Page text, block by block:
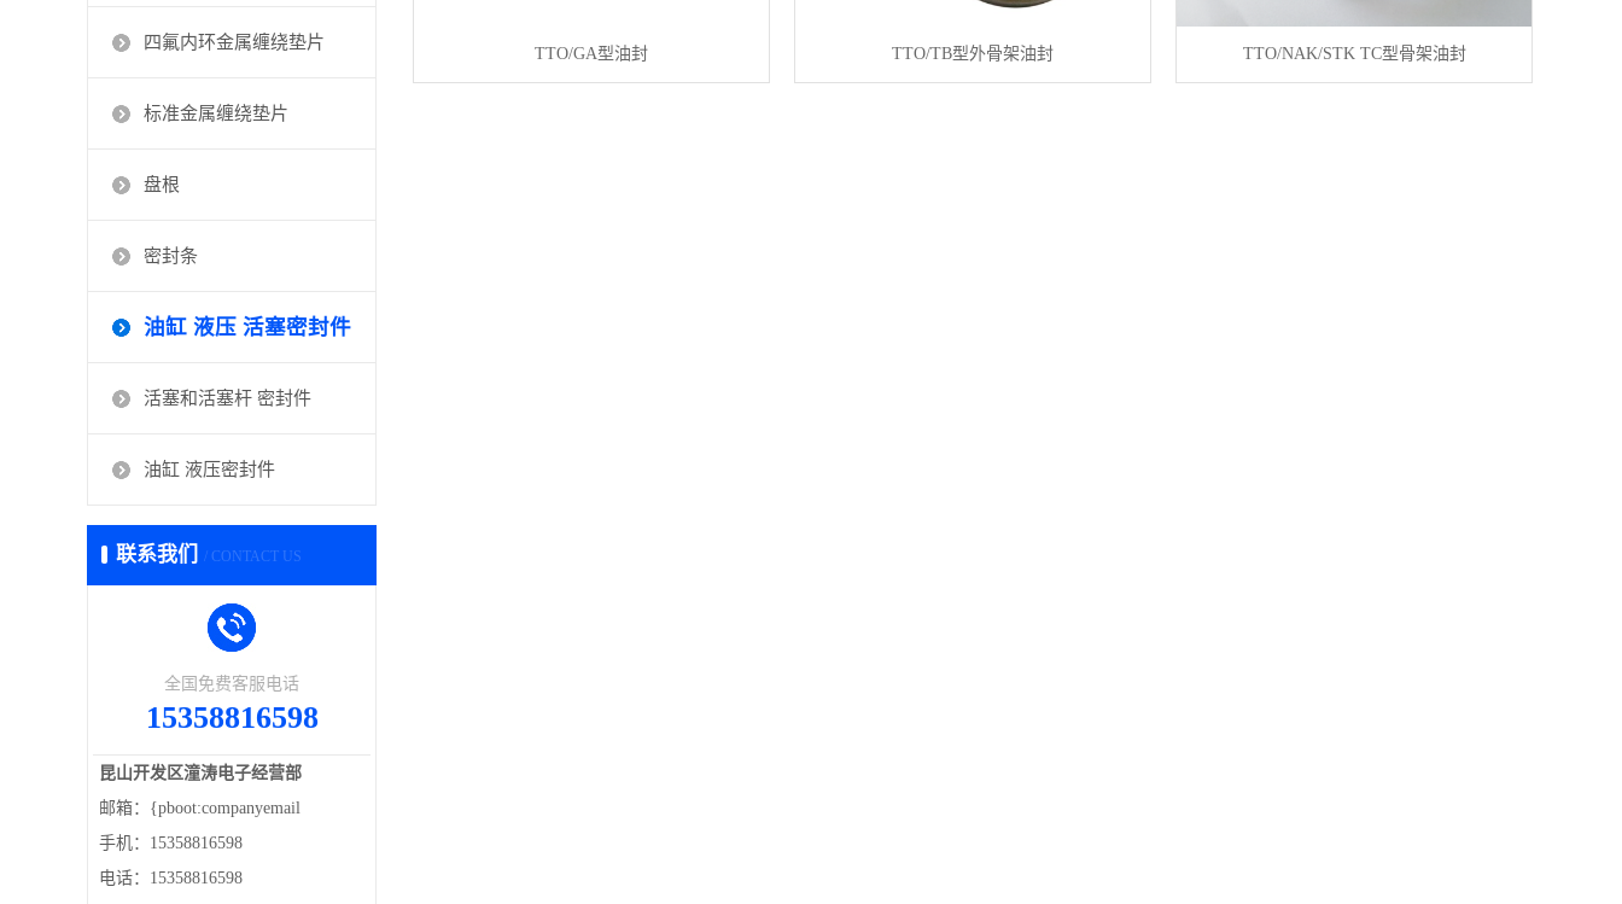
四氟内环金属缠绕垫片
标准金属缠绕垫片
盘根
密封条
油缸 液压 活塞密封件
活塞和活塞杆 密封件
油缸 液压密封件
联系我们 / CONTACT US
全国免费客服电话
15358816598
昆山开发区潼涛电子经营部
邮箱：{pboot:companyemail
手机：15358816598
电话：15358816598
TTO/GA型油封 TTO/TB型外骨架油封 TTO/NAK/STK TC型骨架油封